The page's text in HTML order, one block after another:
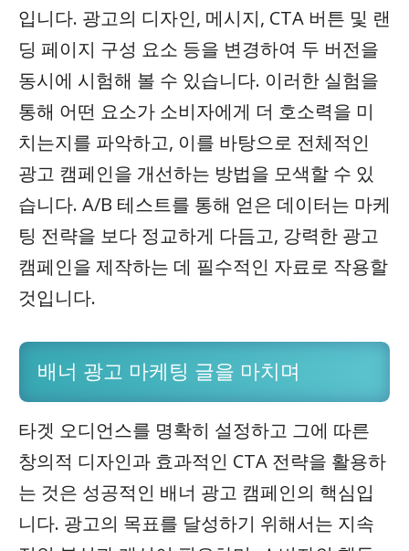
입니다. 광고의 디자인, 메시지, CTA 버튼 및 랜
딩 페이지 구성 요소 등을 변경하여 두 버전을
동시에 시험해 볼 수 있습니다. 이러한 실험을
통해 어떤 요소가 소비자에게 더 호소력을 미
치는지를 파악하고, 이를 바탕으로 전체적인
광고 캠페인을 개선하는 방법을 모색할 수 있
습니다. A/B 테스트를 통해 얻은 데이터는 마케
팅 전략을 보다 정교하게 다듬고, 강력한 광고
캠페인을 제작하는 데 필수적인 자료로 작용할
것입니다.
배너 광고 마케팅 글을 마치며
타겟 오디언스를 명확히 설정하고 그에 따른
창의적 디자인과 효과적인 CTA 전략을 활용하
는 것은 성공적인 배너 광고 캠페인의 핵심입
니다. 광고의 목표를 달성하기 위해서는 지속